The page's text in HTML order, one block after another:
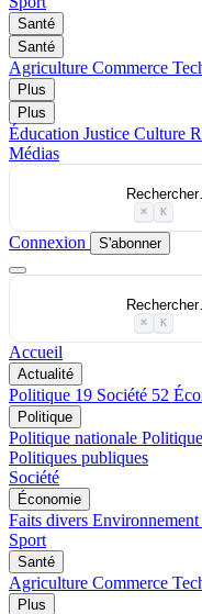
Santé
Santé
Agriculture Commerce
Plus
Plus
Éducation Justice Culture
Médias
⌘ K
Connexion S'abonner
⌘ K
Accueil
Actualité
Politique 19 Société 52
Politique
Politique nationale
Politiques publiques
Société
Économie
Faits divers Environnement
Sport
Santé
Agriculture Commerce
Plus